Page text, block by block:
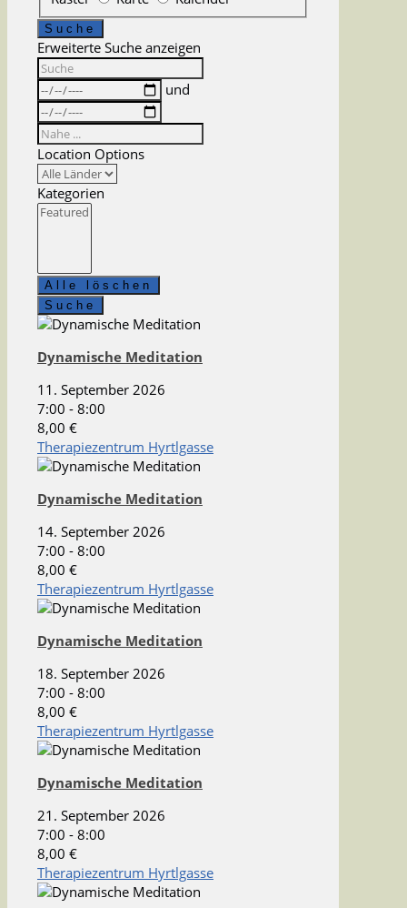
Suchergebnisse
Suche
Erweiterte Suche anzeigen
Suche
Daten
und
Nahe
...
Location Options
Land
Kategorien
Kategorien
Alle löschen
Suche
Dynamische Meditation
11. September 2026
7:00 - 8:00
8,00 €
Therapiezentrum Hyrtlgasse
Dynamische Meditation
14. September 2026
7:00 - 8:00
8,00 €
Therapiezentrum Hyrtlgasse
Dynamische Meditation
18. September 2026
7:00 - 8:00
8,00 €
Therapiezentrum Hyrtlgasse
Dynamische Meditation
21. September 2026
7:00 - 8:00
8,00 €
Therapiezentrum Hyrtlgasse